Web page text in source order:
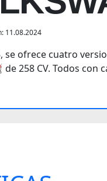
11.08.2024
se ofrece cuatro
de 258 CV. Todos con